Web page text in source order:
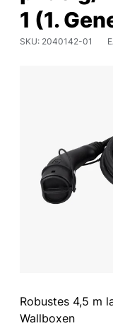
1 (1.
SKU: 2040142-01
Robustes 4,5 m
Wallboxen